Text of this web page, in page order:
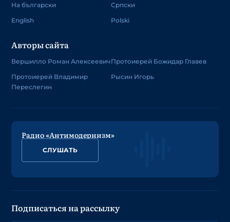
На български
English
Српски
Polski
Авторы сайта
Вершилло Роман Алексеевич
Протоиерей Владимир
Переслегин
Протоиерей Божидар Главев
Рысин Игорь
Радио «Антимодернизм»
СЛУШАТЬ
Подписаться на рассылку